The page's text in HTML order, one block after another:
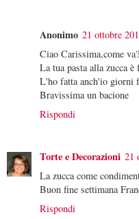
Anonimo 21 ottobre
Ciao Carissima,come
La tua pasta alla zucca è
L'ho fatta anch'io giorni
Bravissima un bacione
Rispondi
Torte e Decorazioni 21
La zucca come
Buon fine settimana
Rispondi